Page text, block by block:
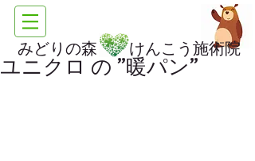
みどりの森 けんこう施術院
ユニクロ の ”暖パン”